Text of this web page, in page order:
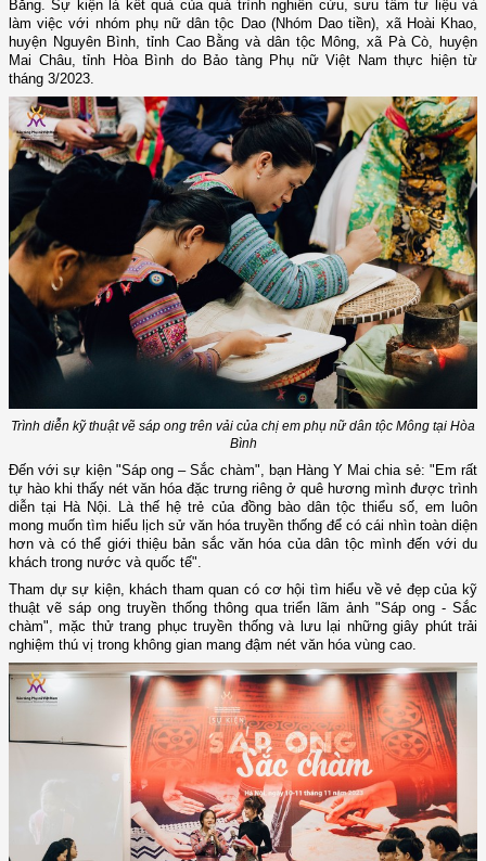
Bằng. Sự kiện là kết quả của quá trình nghiên cứu, sưu tầm tư liệu và
làm việc với nhóm phụ nữ dân tộc Dao (Nhóm Dao tiền)
xã Hoài Khao,
huyện Nguyên Bình, tỉnh Cao Bằng và dân tộc Mông
xã Pà Cò, huyện
Mai Châu, tỉnh Hòa Bình do Bảo tàng Phụ nữ Việt Nam thực hiện từ
tháng 3/2023.
Trình diễn kỹ thuật vẽ sáp ong trên vải của chị em phụ nữ dân tộc Mông tại Hòa
Bình
Đến với sự kiện "Sáp ong – Sắc chàm", bạn Hàng Y Mai chia sẻ: "Em rất
tự hào khi thấy nét văn hóa đặc trưng riêng ở quê hương mình được trình
diễn tại Hà Nội. Là thế hệ trẻ củađồng bàodân tộc thiểu số, em luôn
mong muốn tìm hiểu lịch sử văn hóa truyền thống để có cái nhìn toàn diện
hơnvà có thể giới thiệu bản sắc văn hóa của dân tộc mình đến với du
khách trong nước và quốc tế".
Tham dự sự kiện, khách tham quan có cơ hội tìm hiểu về vẻ đẹp của kỹ
thuật vẽ sáp ong truyền thống thông qua triển lãm ảnh "Sáp ong - Sắc
chàm", mặc thử trang phục truyền thống và lưu lại những giây phút trải
nghiệm thú vị trong không gian mang đậm nét văn hóa vùng cao.